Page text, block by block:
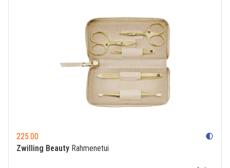
225.00 contrast
Zwilling Beauty Rahmenetui